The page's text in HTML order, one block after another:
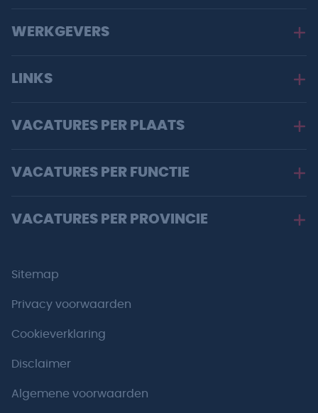
WERKGEVERS
LINKS
VACATURES PER PLAATS
VACATURES PER FUNCTIE
VACATURES PER PROVINCIE
Sitemap
Privacy voorwaarden
Cookieverklaring
Disclaimer
Algemene voorwaarden